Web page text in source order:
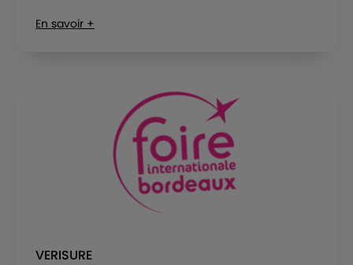
En savoir +
VERISURE